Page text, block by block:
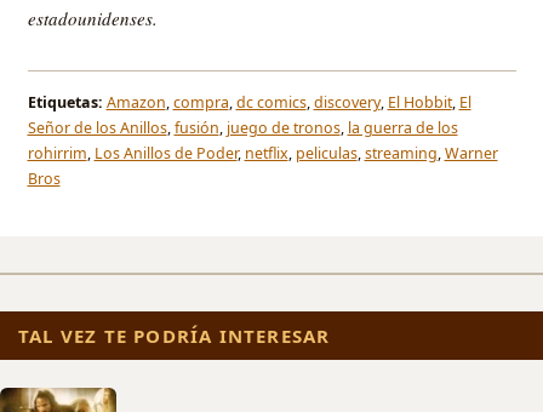
estadounidenses.
Etiquetas: Amazon,compra,dc comics,discovery, El Hobbit, El
Señor de los Anillos,fusión, juego de tronos, la guerra de los
rohirrim, Los Anillos de Poder, netflix, peliculas,streaming,Warner
Bros
TAL VEZ TE PODRÍA INTERESAR